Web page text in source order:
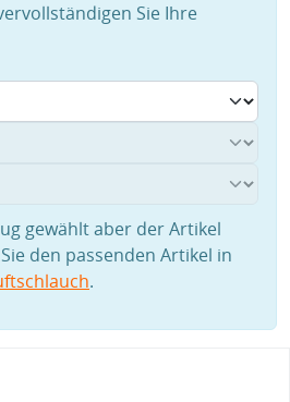
Sie Ihre
gewählt aber der Artikel
den passenden Artikel in
.